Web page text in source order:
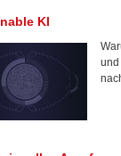
KI
und